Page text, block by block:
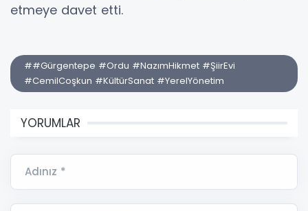
etmeye davet etti.
##Gürgentepe #Ordu #NazımHikmet #ŞiirEvi
#CemilCoşkun #KültürSanat #YerelYönetim
YORUMLAR
Adınız *